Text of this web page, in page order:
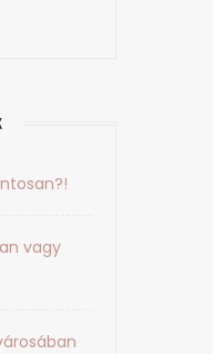
vagy